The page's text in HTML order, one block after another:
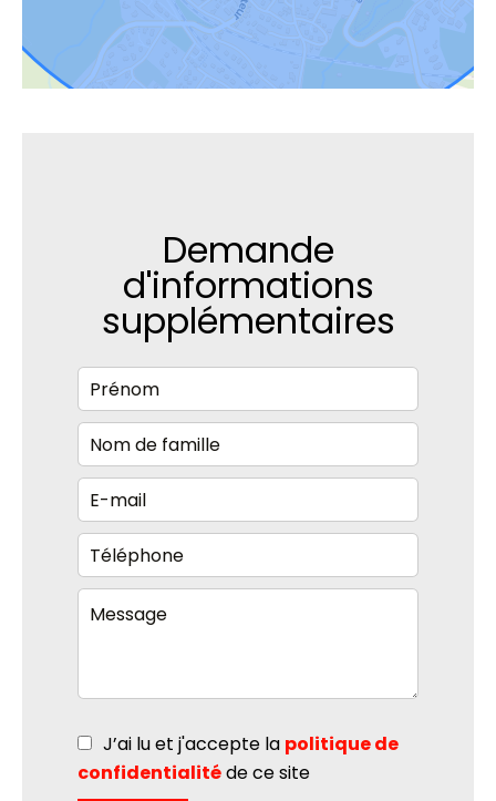
Demande
d'informations
supplémentaires
J’ai lu et j'accepte la politique de
confidentialitéde ce site